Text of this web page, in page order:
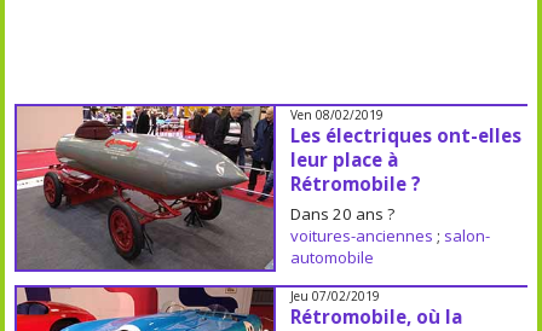
Ven 08/02/2019
Les électriques ont-elles
leur place à
Rétromobile ?
Dans 20 ans ?
voitures-anciennes ; salon-
automobile
Jeu 07/02/2019
Rétromobile, où la